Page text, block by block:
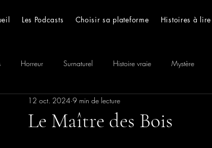
Les Podcasts Choisir sa plateforme Histoires à lire
Horreur Surnaturel Histoire vraie Mystère
Réservé aux abonnées Toutes les Histoires
Le Maître des Bois
12 oct. 2024 9 min de lecture